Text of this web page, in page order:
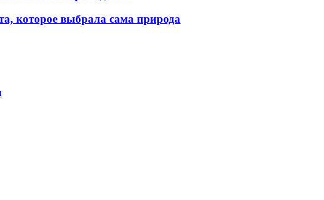
которое выбрала сама природа